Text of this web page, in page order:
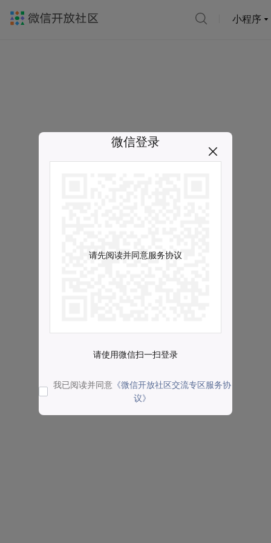
小程序
微信登录
请先阅读并同意服务协议
请使用微信扫一扫登录
我已阅读并同意 《微信开放社区交流专区服务协
议》